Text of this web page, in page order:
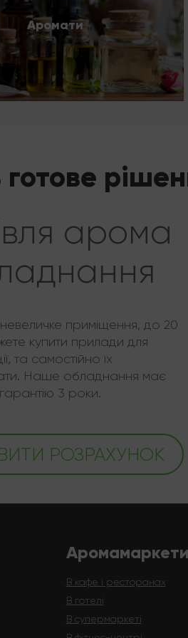
Аромати
арома
приміщення, до 20
купити прилади для
та самостійно їх
Наше обладнання має
3 роки.
РОЗРАХУНОК
В кафе і ресторанах
В готелі
В супермаркеті